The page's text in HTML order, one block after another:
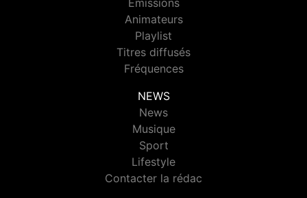
Emissions
Animateurs
Playlist
Titres diffusés
Fréquences
NEWS
News
Musique
Sport
Lifestyle
Contacter la rédac